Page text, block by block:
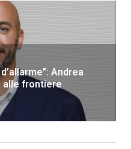
Andrea
alle frontiere